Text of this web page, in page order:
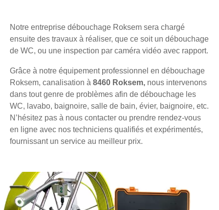
Notre entreprise débouchage Roksem sera chargé
ensuite des travaux à réaliser, que ce soit un débouchage
de WC, ou une inspection par caméra vidéo avec rapport.
Grâce à notre équipement professionnel en débouchage
Roksem, canalisation à 8460 Roksem, nous intervenons
dans tout genre de problèmes afin de débouchage les
WC, lavabo, baignoire, salle de bain, évier, baignoire, etc.
N’hésitez pas à nous contacter ou prendre rendez-vous
en ligne avec nos techniciens qualifiés et expérimentés,
fournissant un service au meilleur prix.